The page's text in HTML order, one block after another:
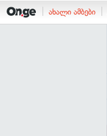
ახალი ამბები